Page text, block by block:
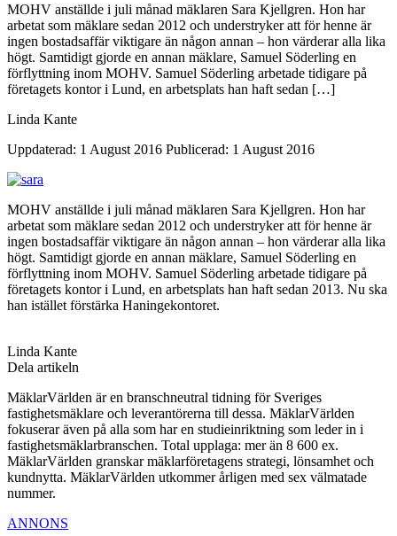
MOHV anställde i juli månad mäklaren Sara Kjellgren. Hon har
arbetat som mäklare sedan 2012 och understryker att för henne är
ingen bostadsaffär viktigare än någon annan – hon värderar alla lika
högt. Samtidigt gjorde en annan mäklare, Samuel Söderling en
förflyttning inom MOHV. Samuel Söderling arbetade tidigare på
företagets kontor i Lund, en arbetsplats han haft sedan […]
Linda Kante
Uppdaterad: 1 August 2016 Publicerad: 1 August 2016
MOHV anställde i juli månad mäklaren Sara Kjellgren. Hon har
arbetat som mäklare sedan 2012 och understryker att för henne är
ingen bostadsaffär viktigare än någon annan – hon värderar alla lika
högt. Samtidigt gjorde en annan mäklare, Samuel Söderling en
förflyttning inom MOHV. Samuel Söderling arbetade tidigare på
företagets kontor i Lund, en arbetsplats han haft sedan 2013. Nu ska
han istället förstärka Haningekontoret.
Linda Kante
Dela artikeln
MäklarVärlden är en branschneutral tidning för Sveriges
fastighetsmäklare och leverantörerna till dessa. MäklarVärlden
fokuserar även på alla som har en studieinriktning som leder in i
fastighetsmäklarbranschen. Total upplaga: mer än 8 600 ex.
MäklarVärlden granskar mäklarföretagens strategi, lönsamhet och
kundnytta. MäklarVärlden utkommer årligen med sex välmatade
nummer.
ANNONS